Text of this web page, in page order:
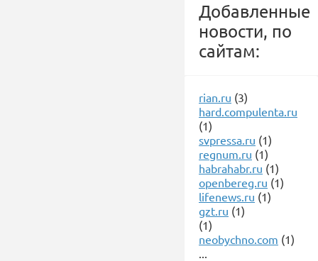
Добавленные
новости, по
сайтам:
rian.ru (3)
hard.compulenta.ru
(1)
svpressa.ru (1)
regnum.ru (1)
habrahabr.ru (1)
openbereg.ru (1)
lifenews.ru (1)
gzt.ru (1)
(1)
neobychno.com (1)
...